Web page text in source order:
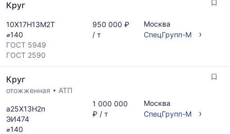
Круг
10Х17Н13М2Т
⌀140
ГОСТ 5949
ГОСТ 2590
950 000 ₽
/ т
Москва
СпецГрупп-М
›
Круг
отожженная • АТП
а25Х13Н2п
ЭИ474
⌀140
1 000 000
₽ / т
Москва
СпецГрупп-М
›